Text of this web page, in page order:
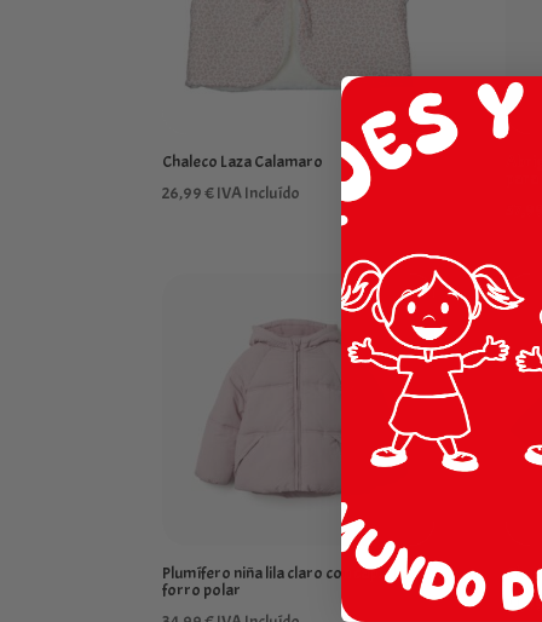
Chaleco Laza Calamaro
26,99€IVA Incluído
Plumífero niña lila claro con capucha y
forro polar